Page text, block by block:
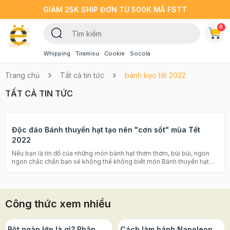
GIẢM 25K SHIP ĐƠN TỪ 500K MÃ FSTT
Whipping Tiramisu Cookie Socola
0
Trang chủ Tất cả tin tức bánh kẹo tết 2022
TẤT CẢ TIN TỨC
Độc đáo Bánh thuyền hạt tạo nên "cơn sốt" mùa Tết
2022
Nếu bạn là tín đồ của những món bánh hạt thơm thơm, bùi bùi, ngon
ngon chắc chắn bạn sẽ không thể không biết món Bánh thuyền hạt
Beemart khám phá món bánh hot trend này nhé! >>> Xem thêm:
Bánh biscotti là gì? Công thức làm bánh biscotti đổi vị thơm ngon
Bánh ngói hạnh nhân: cách làm cực ngon và đơn giản với nồi chiên
không dầu Kẹo Nougat ăn kiêng - ăn hoài không sợ béo Bánh
Công thức xem nhiều